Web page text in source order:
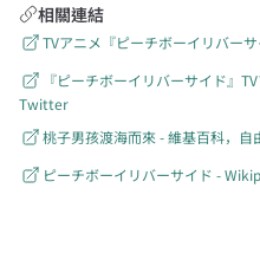
相關連結
TVアニメ『ピーチボーイリバー
『ピーチボーイリバーサイド』
Twitter
桃子男孩渡海而來 - 維基百科，自
ピーチボーイリバーサイド -